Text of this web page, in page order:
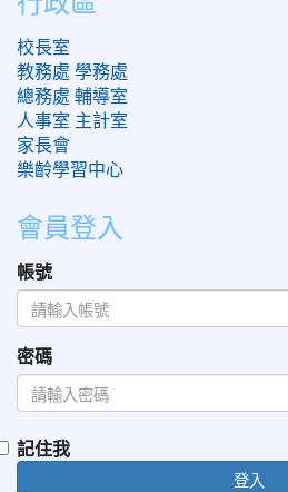
校長室
教務處 學務處
總務處 輔導室
人事室 主計室
家長會
樂齡學習中心
會員登入
帳號
密碼
記住我
登入